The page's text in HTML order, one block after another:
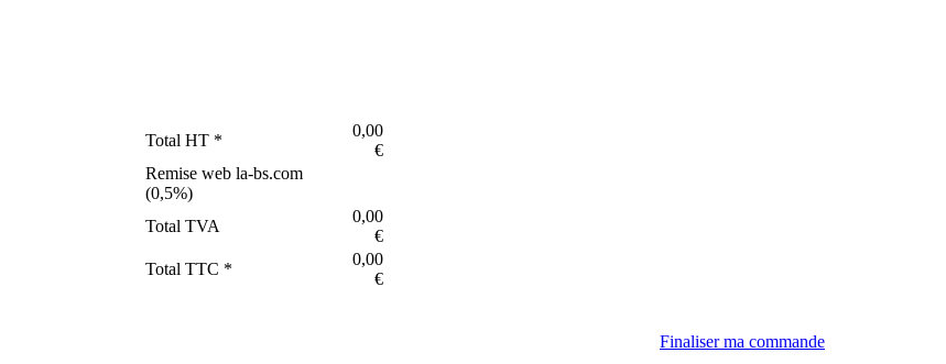
Total HT *
0,00
€
Remise web la-bs.com
(0,5%)
Total TVA
0,00
€
Total TTC *
0,00
€
Finaliser ma commande